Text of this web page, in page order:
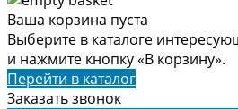
Ваша корзина пуста
Выберите в каталоге
и нажмите кнопку «В корзину».
Перейти в каталог
Заказать звонок